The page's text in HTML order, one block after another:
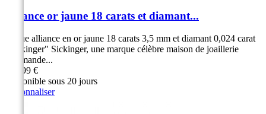
Alliance or jaune 18 carats et diamant...
Bague alliance en or jaune 18 carats 3,5 mm et diamant 0,024 carat
"Sickinger" Sickinger, une marque célèbre maison de joaillerie
Allemande...
999,99 €
Disponible sous 20 jours
Personnaliser